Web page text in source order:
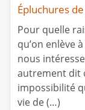
Épluchures
Pour quelle
qu’on enlève
nous
autrement dit
impossibilité
vie de (…)